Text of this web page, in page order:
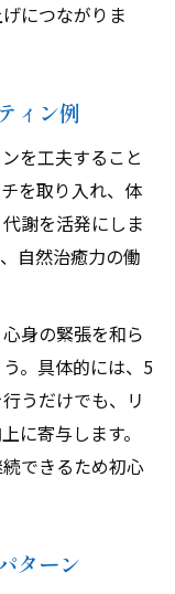
につながりま
ィン例
を工夫すること
を取り入れ、体
謝を活発にしま
自然治癒力の働
身の緊張を和ら
。具体的には、5
うだけでも、リ
に寄与します。
できるため初心
ターン